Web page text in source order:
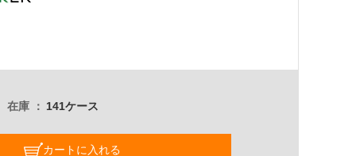
在庫 141ケース
カートに入れる